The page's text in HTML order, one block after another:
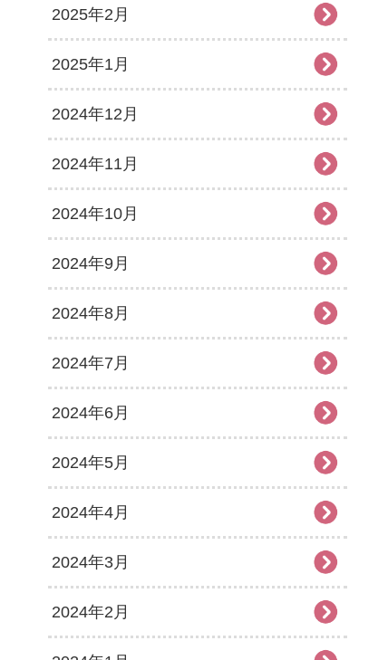
2025年2月
2025年1月
2024年12月
2024年11月
2024年10月
2024年9月
2024年8月
2024年7月
2024年6月
2024年5月
2024年4月
2024年3月
2024年2月